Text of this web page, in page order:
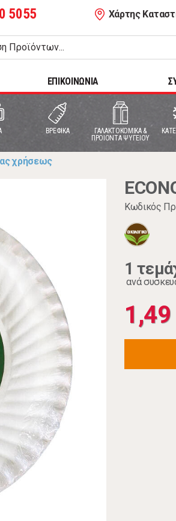
5055 Χάρτης
ΕΠΙΚΟΙΝΩΝΙΑ
ΒΡΕΦΙΚΑ
ΓΑΛΑΚΤΟΚΟΜΙΚΑ &
ΠΡΟΙΟΝΤΑ ΨΥΓΕΙΟΥ
χρήσεως
Κωδικός
1
ανά